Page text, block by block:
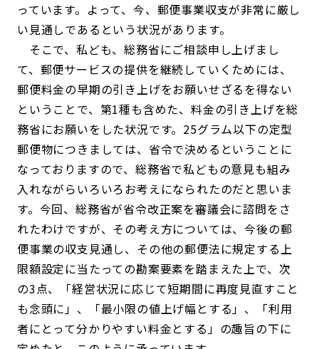
っています。よって、今、郵便事業収支が非常に厳し
い見通しであるという状況があります。
そこで、私ども、総務省にご相談申し上げまし
て、郵便サービスの提供を継続していくためには、
郵便料金の早期の引き上げをお願いせざるを得ない
ということで、第1種も含めた、料金の引き上げを総
務省にお願いをした状況です。25グラム以下の定型
郵便物につきましては、省令で決めるということに
なっておりますので、総務省で私どもの意見も組み
入れながらいろいろお考えになられたのだと思いま
す。今回、総務省が省令改正案を審議会に諮問をさ
れたわけですが、その考え方については、今後の郵
便事業の収支見通し、その他の郵便法に規定する上
限額設定に当たっての勘案要素を踏まえた上で、次
の3点、「経営状況に応じて短期間に再度見直すこと
も念頭に」、「最小限の値上げ幅とする」、「利用
者にとって分かりやすい料金とする」の趣旨の下に